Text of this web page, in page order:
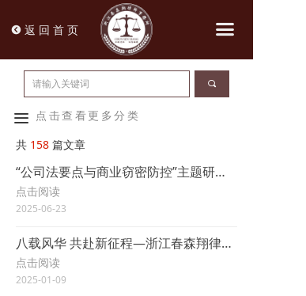
끀
뀸 返 回 首 页
끀 点击查看更多分类
共 158 篇文章
“公司法要点与商业窃密防控”主题研讨会圆满收官
点击阅读
2025-06-23
八载风华 共赴新征程—浙江春森翔律师事务所八周年团建活动
点击阅读
2025-01-09
끠